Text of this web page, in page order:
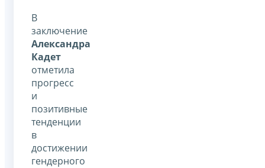
В
заключение
Александра
Кадет
отметила
прогресс
и
позитивные
тенденции
в
достижении
гендерного